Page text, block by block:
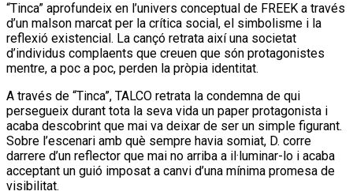
“Tinca” aprofundeix en l’univers conceptual de FREEK a través
d’un malson marcat per la crítica social, el simbolisme i la
reflexió existencial. La cançó retrata així una societat
d’individus complaents que creuen que són protagonistes
mentre, a poc a poc, perden la pròpia identitat.
A través de “Tinca”, TALCO retrata la condemna de qui
persegueix durant tota la seva vida un paper protagonista i
acaba descobrint que mai va deixar de ser un simple figurant.
Sobre l’escenari amb què sempre havia somiat, D. corre
darrere d’un reflector que mai no arriba a il·luminar-lo i acaba
acceptant un guió imposat a canvi d’una mínima promesa de
visibilitat.